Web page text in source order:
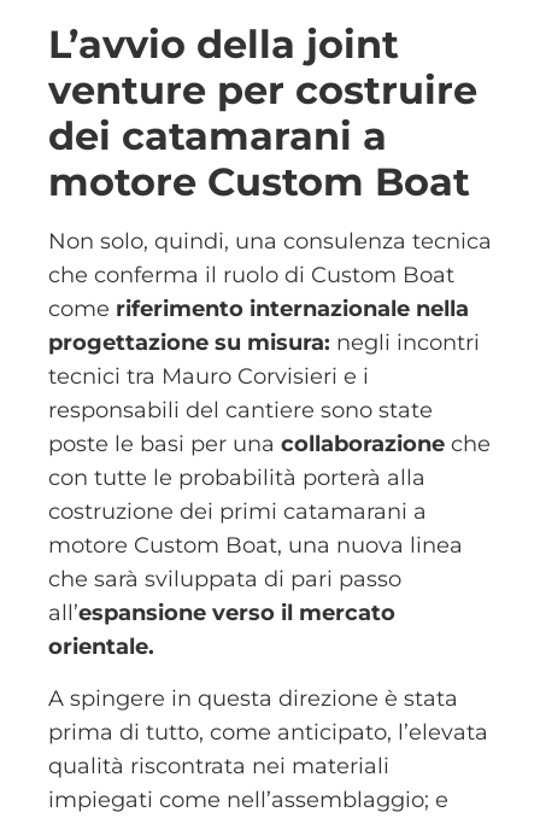
L’avvio della joint
venture per costruire
dei catamarani a
motore Custom Boat
Non solo, quindi, una consulenza tecnica
che conferma il ruolo di Custom Boat
come riferimento internazionale nella
progettazione su misura: negli incontri
tecnici tra Mauro Corvisieri e i
responsabili del cantiere sono state
poste le basi per una collaborazione che
con tutte le probabilità porterà alla
costruzione dei primi catamarani a
motore Custom Boat, una nuova linea
che sarà sviluppata di pari passo
all’espansione verso il mercato
orientale.
A spingere in questa direzione è stata
prima di tutto, come anticipato, l’elevata
qualità riscontrata nei materiali
impiegati come nell’assemblaggio; e